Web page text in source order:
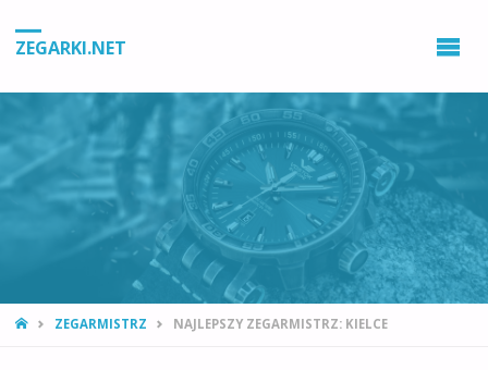
ZEGARKI.NET
STRONA
ZEGARMISTRZ NAJLEPSZY ZEGARMISTRZ: KIELCE